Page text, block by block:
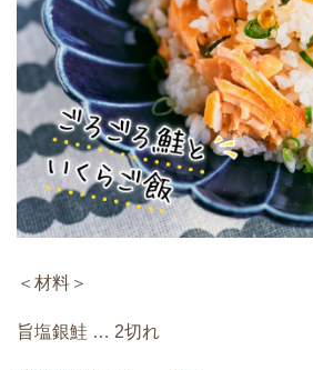
＜材料＞
旨塩銀鮭 … 2切れ